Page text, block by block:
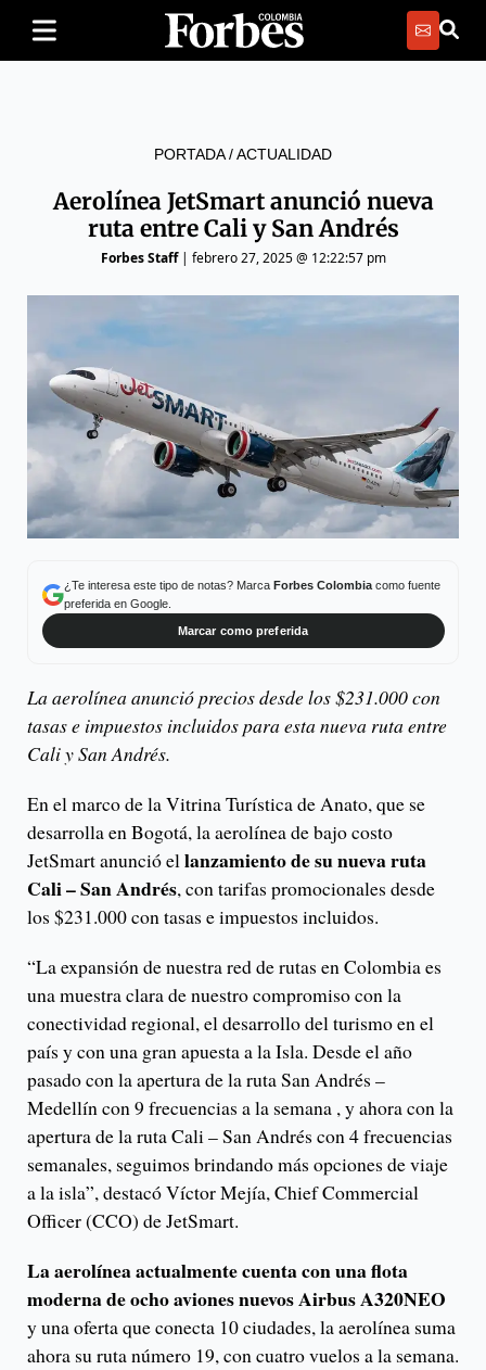
PORTADA/ACTUALIDAD
Aerolínea JetSmart anunció nueva
ruta entre Cali y San Andrés
Forbes Staff| febrero 27, 2025 @ 12:22:57 pm
¿Te interesa este tipo de notas? Marca Forbes Colombiacomo fuente
preferida en Google.
Marcar como preferida
La aerolínea anunció precios desde los $231.000 con
tasas e impuestos incluidos para esta nueva ruta entre
Cali y San Andrés.
En el marco de la Vitrina Turística de Anato, que se
desarrolla en Bogotá, la aerolínea de bajo costo
JetSmart anunció ellanzamiento de su nueva ruta
Cali – San Andrés, con tarifas promocionales desde
los $231.000 con tasas e impuestos incluidos.
“La expansión de nuestra red de rutas en Colombia es
una muestra clara de nuestro compromiso con la
conectividad regional, el desarrollo del turismo en el
país y con una gran apuesta a la Isla. Desde el año
pasado con la apertura de la ruta San Andrés –
Medellín con 9 frecuencias a la semana , y ahora con la
apertura de la ruta Cali – San Andrés con 4 frecuencias
semanales, seguimos brindando más opciones de viaje
a la isla”, destacó Víctor Mejía, Chief Commercial
Officer (CCO) de JetSmart.
La aerolínea actualmente cuenta con una flota
moderna de ocho aviones nuevos Airbus A320NEO
y una oferta que conecta 10 ciudades, la aerolínea suma
ahora su ruta número 19, con cuatro vuelos a la semana.